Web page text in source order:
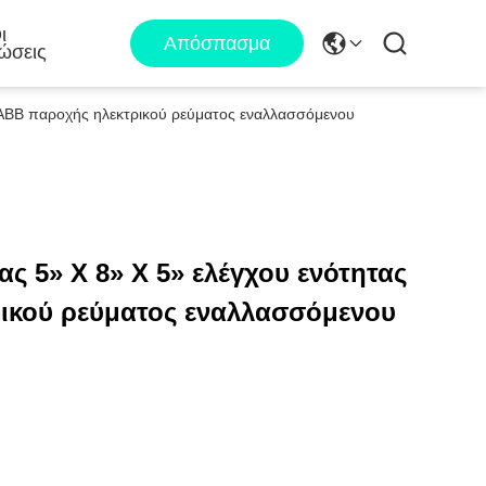
Απόσπασμα
παροχής ηλεκτρικού ρεύματος εναλλασσόμενου
5» Χ 8» Χ 5» ελέγχου ενότητας
ρεύματος εναλλασσόμενου